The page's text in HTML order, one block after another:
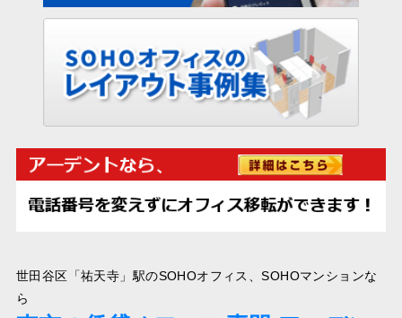
世田谷区「祐天寺」駅のSOHOオフィス、SOHOマンションな
ら